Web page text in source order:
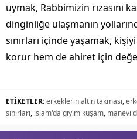
uymak, Rabbimizin rızasını
dinginliğe ulaşmanın
sınırları içinde yaşamak,
korur hem de ahiret için
ETİKETLER:erkeklerin altın takması,
sınırları, islam'da giyim kuşam, manevi